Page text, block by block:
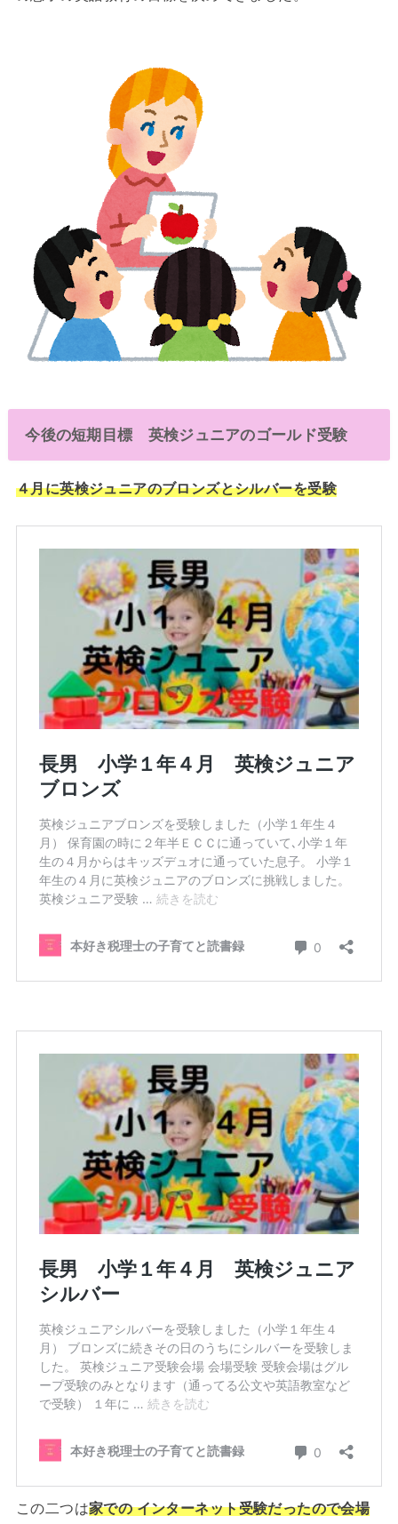
今後の短期目標 英検ジュニアのゴールド受験
４月に英検ジュニアのブロンズとシルバーを受験
この二つは家での インターネット受験だったので会場